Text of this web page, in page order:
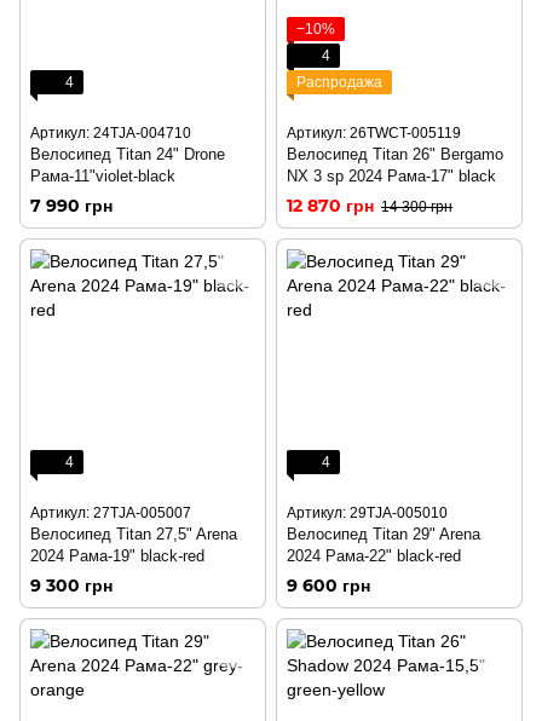
4
Артикул: 24TJA-004710
Велосипед Titan 24" Drone
Рама-11"violet-black
7 990 грн
−10%
4
Распродажа
Артикул: 26TWCT-005119
Велосипед Titan 26" Bergamo
NX 3 sp 2024 Рама-17" black
12 870 грн 14 300 грн
4
Артикул: 27TJA-005007
Велосипед Titan 27,5" Arena
2024 Рама-19" black-red
9 300 грн
4
Артикул: 29TJA-005010
Велосипед Titan 29" Arena
2024 Рама-22" black-red
9 600 грн